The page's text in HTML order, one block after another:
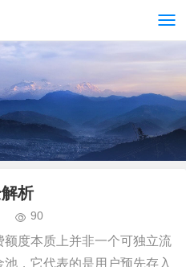
析
90
额度本质上并非一个可独立流
池，它代表的是用户预先存入